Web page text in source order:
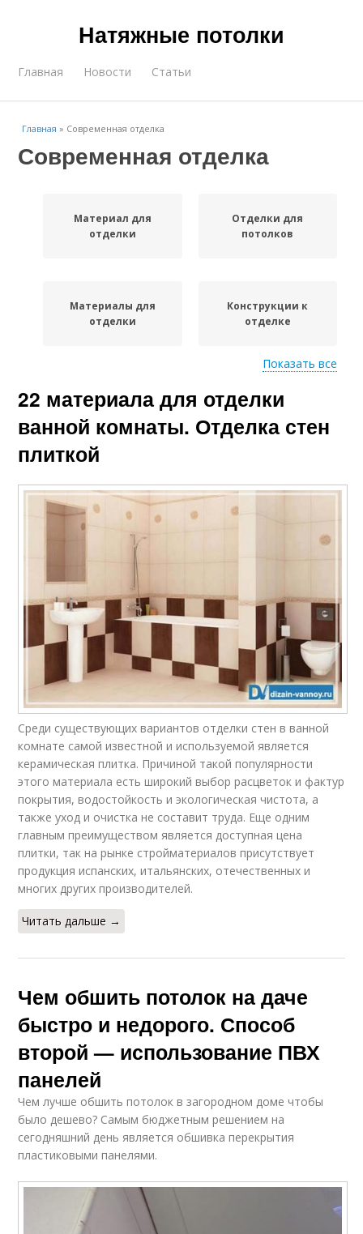
Натяжные потолки
Главная Новости Статьи
Главная » Современная отделка
Современная отделка
Материал для
отделки
Отделки для
потолков
Материалы для
отделки
Конструкции к
отделке
современной
отделкой
Дизайнерская
отделка
Показать все
22 материала для отделки
ванной комнаты. Отделка стен
плиткой
Среди существующих вариантов отделки стен в ванной
комнате самой известной и используемой является
керамическая плитка. Причиной такой популярности
этого материала есть широкий выбор расцветок и фактур
покрытия, водостойкость и экологическая чистота, а
также уход и очистка не составит труда. Еще одним
главным преимуществом является доступная цена
плитки, так на рынке стройматериалов присутствует
продукция испанских, итальянских, отечественных и
многих других производителей.
Читать дальше →
Чем обшить потолок на даче
быстро и недорого. Способ
второй — использование ПВХ
панелей
Чем лучше обшить потолок в загородном доме чтобы
было дешево? Самым бюджетным решением на
сегодняшний день является обшивка перекрытия
пластиковыми панелями.